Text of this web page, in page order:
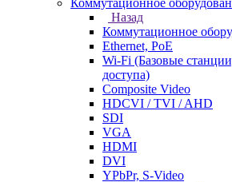
Коммутационное
Назад
Коммутационное
Ethernet, PoE
Wi-Fi (Базовые
доступа)
Composite Video
HDCVI / TVI / AHD
SDI
VGA
HDMI
DVI
YPbPr, S-Video